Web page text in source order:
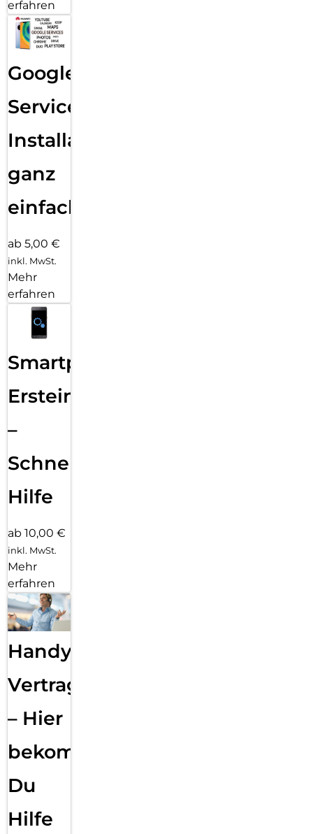
erfahren
Google
Services
Installation
ganz
einfach
ab 5,00 €
inkl. MwSt.
Mehr
erfahren
Smartphone
Ersteinrichtung
–
Schnelle
Hilfe
ab 10,00 €
inkl. MwSt.
Mehr
erfahren
Handy
Vertragsabwicklung
– Hier
bekommst
Du
Hilfe